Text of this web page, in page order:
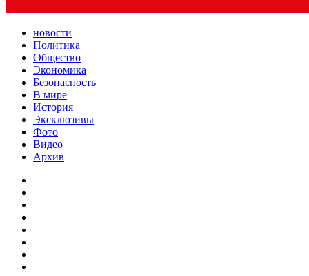
новости
Политика
Общество
Экономика
Безопасность
В мире
История
Эксклюзивы
Фото
Видео
Архив